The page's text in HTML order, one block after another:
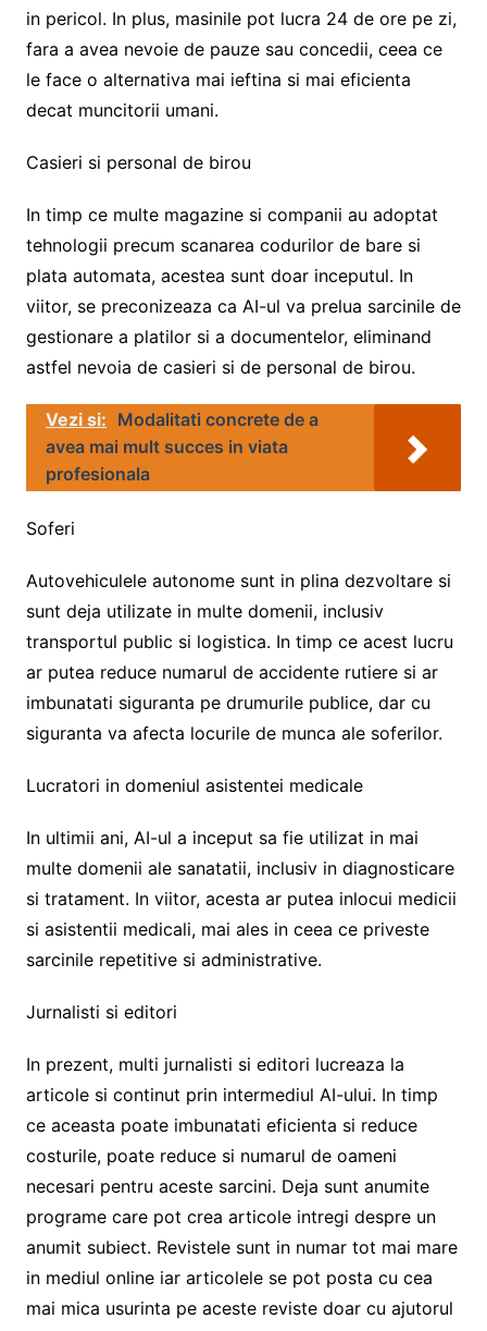
in pericol. In plus, masinile pot lucra 24 de ore pe zi,
fara a avea nevoie de pauze sau concedii, ceea ce
le face o alternativa mai ieftina si mai eficienta
decat muncitorii umani.
Casieri si personal de birou
In timp ce multe magazine si companii au adoptat
tehnologii precum scanarea codurilor de bare si
plata automata, acestea sunt doar inceputul. In
viitor, se preconizeaza ca AI-ul va prelua sarcinile de
gestionare a platilor si a documentelor, eliminand
astfel nevoia de casieri si de personal de birou.
Vezi si: Modalitati concrete de a
avea mai mult succes in viata
profesionala
Soferi
Autovehiculele autonome sunt in plina dezvoltare si
sunt deja utilizate in multe domenii, inclusiv
transportul public si logistica. In timp ce acest lucru
ar putea reduce numarul de accidente rutiere si ar
imbunatati siguranta pe drumurile publice, dar cu
siguranta va afecta locurile de munca ale soferilor.
Lucratori in domeniul asistentei medicale
In ultimii ani, AI-ul a inceput sa fie utilizat in mai
multe domenii ale sanatatii, inclusiv in diagnosticare
si tratament. In viitor, acesta ar putea inlocui medicii
si asistentii medicali, mai ales in ceea ce priveste
sarcinile repetitive si administrative.
Jurnalisti si editori
In prezent, multi jurnalisti si editori lucreaza la
articole si continut prin intermediul AI-ului. In timp
ce aceasta poate imbunatati eficienta si reduce
costurile, poate reduce si numarul de oameni
necesari pentru aceste sarcini. Deja sunt anumite
programe care pot crea articole intregi despre un
anumit subiect. Revistele sunt in numar tot mai mare
in mediul online iar articolele se pot posta cu cea
mai mica usurinta pe aceste reviste doar cu ajutorul